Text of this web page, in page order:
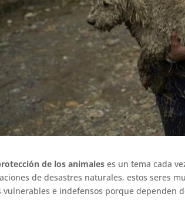
de los animales es un tema cada
de desastres naturales, estos seres
vulnerables e indefensos porque dependen